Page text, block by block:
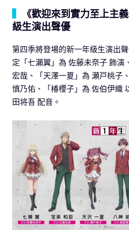
《歡迎來到實力至上主
級生演出聲優
第四季將登場的新一年級生演出
定「七瀨翼」為 佐藤未奈子 飾演
宏哉、「天澤一夏」為 瀬戸桃子
慎乃佑、「椿櫻子」為 佐伯伊織
田将吾 配音。